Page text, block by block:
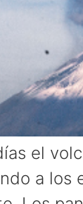
el
a los